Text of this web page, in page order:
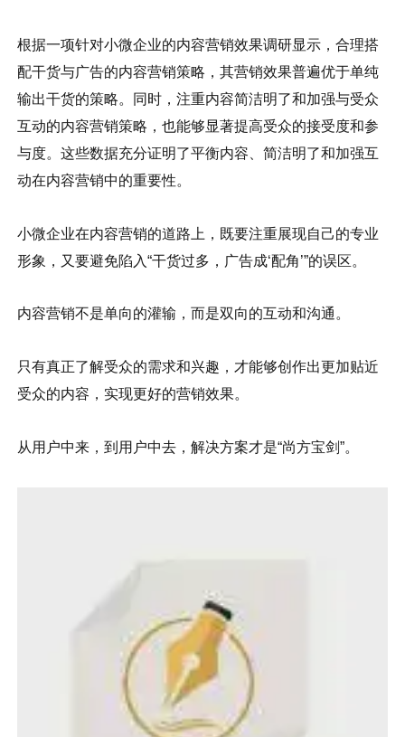
根据一项针对小微企业的内容营销效果调研显示，合理搭
配干货与广告的内容营销策略，其营销效果普遍优于单纯
输出干货的策略。同时，注重内容简洁明了和加强与受众
互动的内容营销策略，也能够显著提高受众的接受度和参
与度。这些数据充分证明了平衡内容、简洁明了和加强互
动在内容营销中的重要性。
小微企业在内容营销的道路上，既要注重展现自己的专业
形象，又要避免陷入“干货过多，广告成‘配角’”的误区。
内容营销不是单向的灌输，而是双向的互动和沟通。
只有真正了解受众的需求和兴趣，才能够创作出更加贴近
受众的内容，实现更好的营销效果。
从用户中来，到用户中去，解决方案才是“尚方宝剑”。